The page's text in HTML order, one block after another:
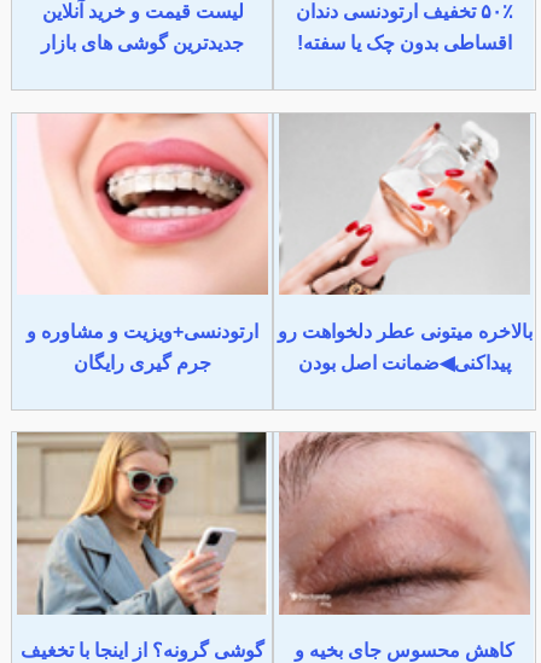
۵۰٪ تخفیف ارتودنسی دندان
اقساطی بدون چک یا سفته!
لیست قیمت و خرید آنلاین
جدیدترین گوشی های بازار
بالاخره میتونی عطر دلخواهت رو
پیداکنی◀ضمانت اصل بودن
ارتودنسی+ویزیت و مشاوره و
جرم گیری رایگان
کاهش محسوس جای بخیه و
گوشی گرونه؟ از اینجا با تخغیف